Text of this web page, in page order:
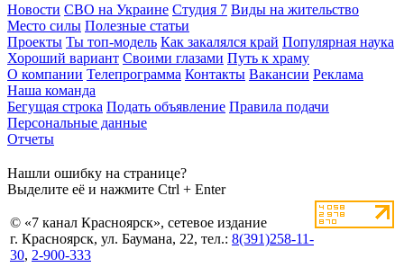
Новости СВО на Украине Студия 7 Виды на жительство
Место силы Полезные статьи
Проекты Ты топ-модель Как закалялся край Популярная наука
Хороший вариант Своими глазами Путь к храму
О компании Телепрограмма Контакты Вакансии Реклама
Наша команда
Бегущая строка Подать объявление Правила подачи
Персональные данные
Отчеты
Нашли ошибку на странице?
Выделите её и нажмите Ctrl + Enter
© «7 канал Красноярск», сетевое издание
г. Красноярск, ул. Баумана, 22, тел.: 8(391)258-11-
30, 2-900-333